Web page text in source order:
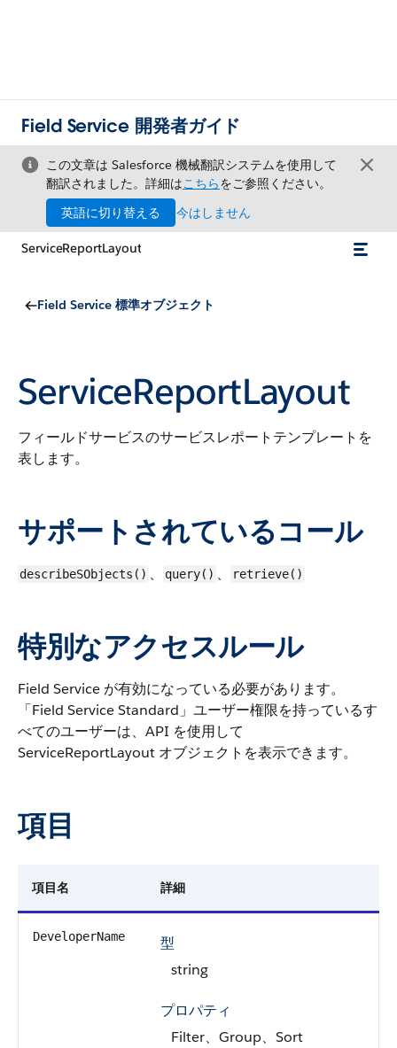
Field Service 開発者ガイド
この文章は Salesforce 機械翻訳システムを使用して
翻訳されました。詳細はこちらをご参照ください。
英語に切り替える
今はしません
ServiceReportLayout
Field Service 標準オブジェクト
ServiceReportLayout
フィールドサービスのサービスレポートテンプレートを
表します。
サポートされているコール
describeSObjects() 、 query() 、 retrieve()
特別なアクセスルール
Field Service が有効になっている必要があります。
「Field Service Standard」ユーザー権限を持っているす
べてのユーザーは、API を使用して
ServiceReportLayout オブジェクトを表示できます。
項目
項目名 詳細
DeveloperName
型
string
プロパティ
Filter、Group、Sort